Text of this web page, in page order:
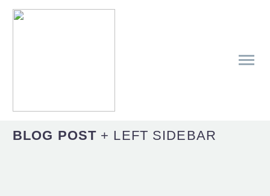
BLOG POST + LEFT SIDEBAR